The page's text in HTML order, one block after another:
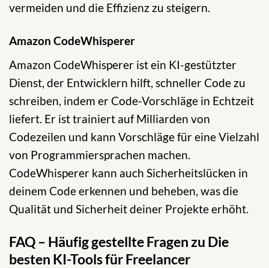
vermeiden und die Effizienz zu steigern.
Amazon CodeWhisperer
Amazon CodeWhisperer ist ein KI-gestützter
Dienst, der Entwicklern hilft, schneller Code zu
schreiben, indem er Code-Vorschläge in Echtzeit
liefert. Er ist trainiert auf Milliarden von
Codezeilen und kann Vorschläge für eine Vielzahl
von Programmiersprachen machen.
CodeWhisperer kann auch Sicherheitslücken in
deinem Code erkennen und beheben, was die
Qualität und Sicherheit deiner Projekte erhöht.
FAQ – Häufig gestellte Fragen zu Die
besten KI-Tools für Freelancer